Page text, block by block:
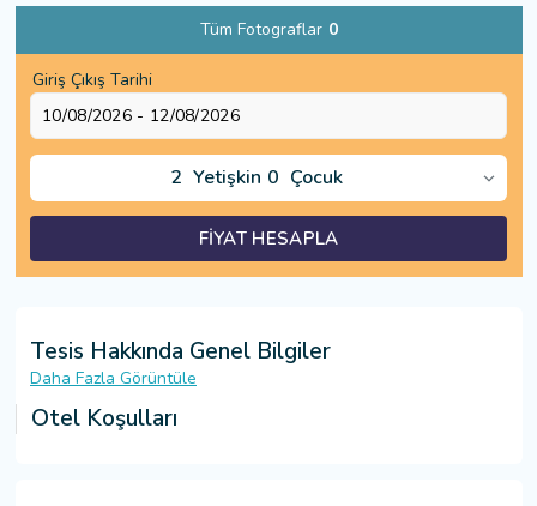
Tüm Fotograflar 0
Giriş Çıkış Tarihi
2 Yetişkin 0 Çocuk
FİYAT HESAPLA
Tesis Hakkında Genel Bilgiler
Daha Fazla Görüntüle
Otel Koşulları